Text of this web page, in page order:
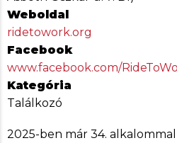
Weboldal
ridetowork.org
Facebook
www.facebook.com/
Kategória
Találkozó
2025-ben már 34. alkalommal